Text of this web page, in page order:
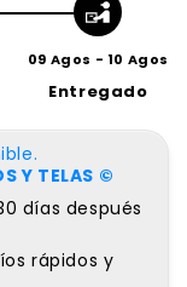
09 Agos - 10 Agos
Entregado
Y TELAS ©
días después
rápidos y